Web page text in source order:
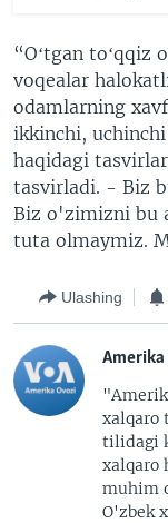
“Oʻtgan toʻqqiz
voqealar
odamlarning
ikkinchi,
haqidagi
tasvirladi. - Biz
Biz o'zimizni bu
tuta olmaymiz.
Ulashing
Amerika
xalqaro
tilidagi
xalqaro
muhim
O'zbek